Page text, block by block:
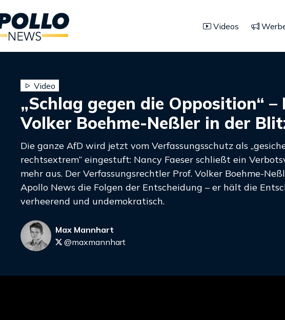
Videos
Video
„Schlag gegen die Opposition“ –
Volker Boehme-Neßler in der
Die ganze AfD wird jetzt vom Verfassungsschutz als
rechtsextrem“ eingestuft: Nancy Faeser schließt ein
mehr aus. Der Verfassungsrechtler Prof. Volker Boehme-
Apollo News die Folgen der Entscheidung – er hält die
verheerend und undemokratisch.
Max Mannhart
@maxmannhart